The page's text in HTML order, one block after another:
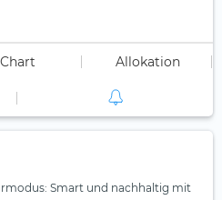
Chart Allokation
Smart und nachhaltig mit